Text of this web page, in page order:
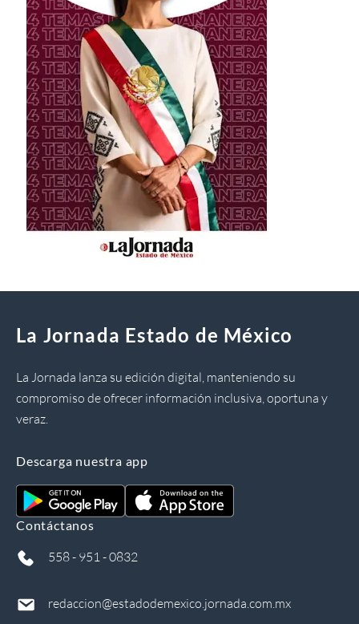
La Jornada Estado de México
La Jornada lanza su edición digital, manteniendo su
compromiso de ofrecer información inclusiva, oportuna y
veraz.
Descarga nuestra app
Contáctanos
558 - 951 - 0832
redaccion@estadodemexico.jornada.com.mx